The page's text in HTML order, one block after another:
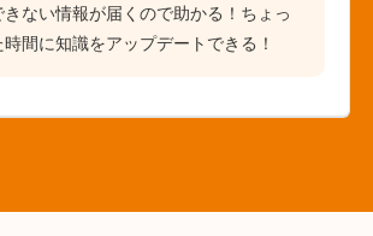
きない情報が届くので助かる！ちょっ
時間に知識をアップデートできる！